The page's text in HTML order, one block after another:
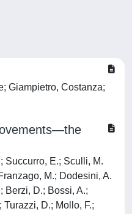
Giampietro, Costanza;
Succurro, E.; Sculli, M.
M.; Dodesini, A.
Berzi, D.; Bossi, A.;
D.; Mollo, F.;